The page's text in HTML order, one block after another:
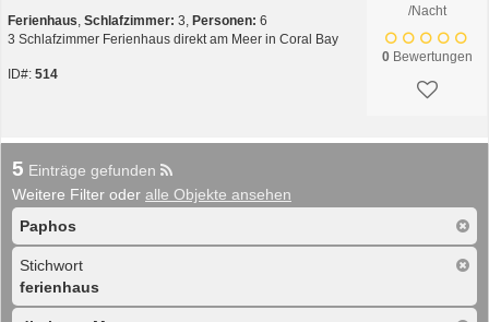
Ferienhaus Schlafzimmer: 3, Personen: 6
3 Schlafzimmer Ferienhaus direkt am Meer in Coral Bay
ID#: 514
/Nacht
0Bewertungen
5 Einträge gefunden
Weitere Filter oder alle Objekte ansehen
Paphos
Stichwort
ferienhaus